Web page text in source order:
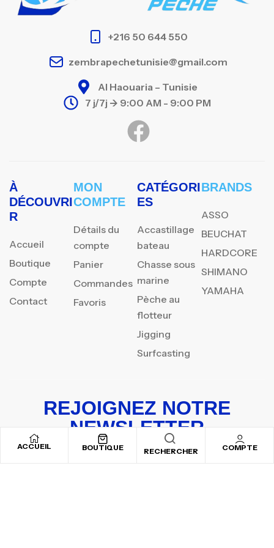
ACCUEIL BOUTIQUE RECHERCHER COMPTE
+216 50 644 550
zembrapechetunisie@gmail.com
Al Haouaria – Tunisie
7 j/7j -> 9:00 AM - 9:00 PM
À
DÉCOUVRI
R
Accueil
Boutique
Compte
Contact
MON
COMPTE
Détails du
compte
Panier
Commandes
Favoris
CATÉGORI
ES
Accastillage
bateau
Chasse sous
marine
Pèche au
flotteur
Jigging
Surfcasting
BRANDS
ASSO
BEUCHAT
HARDCORE
SHIMANO
YAMAHA
REJOIGNEZ NOTRE
NEWSLETTER
Inscrivez-vous pour recevoir nos offres spéciales